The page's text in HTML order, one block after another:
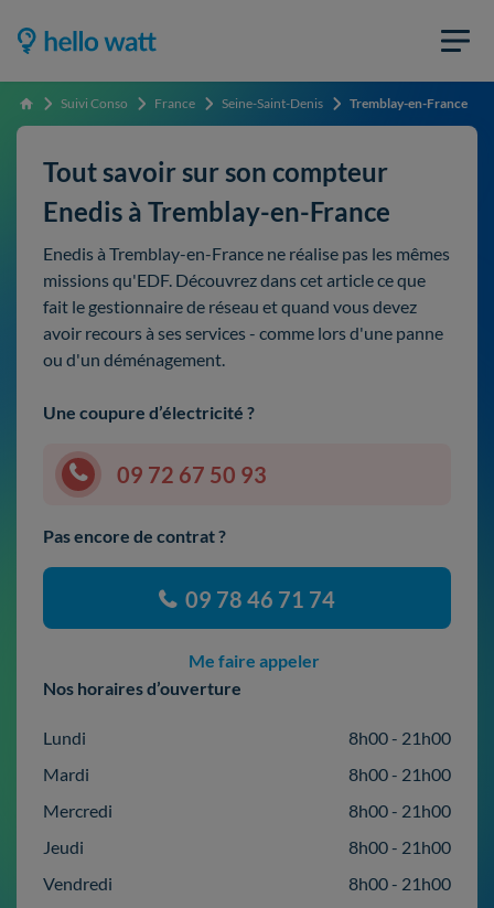
Accueil Suivi Conso France Seine-Saint-Denis Tremblay-en-France
Tout savoir sur son compteur
Enedis à Tremblay-en-France
Enedis à Tremblay-en-France ne réalise pas les mêmes
missions qu'EDF. Découvrez dans cet article ce que
fait le gestionnaire de réseau et quand vous devez
avoir recours à ses services - comme lors d'une panne
ou d'un déménagement.
Une coupure d’électricité ?
09 72 67 50 93
Pas encore de contrat ?
09 78 46 71 74
Me faire appeler
Nos horaires d’ouverture
Lundi
8h00 - 21h00
Mardi
8h00 - 21h00
Mercredi
8h00 - 21h00
Jeudi
8h00 - 21h00
Vendredi
8h00 - 21h00